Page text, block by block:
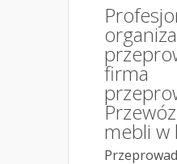
firma
mebli w